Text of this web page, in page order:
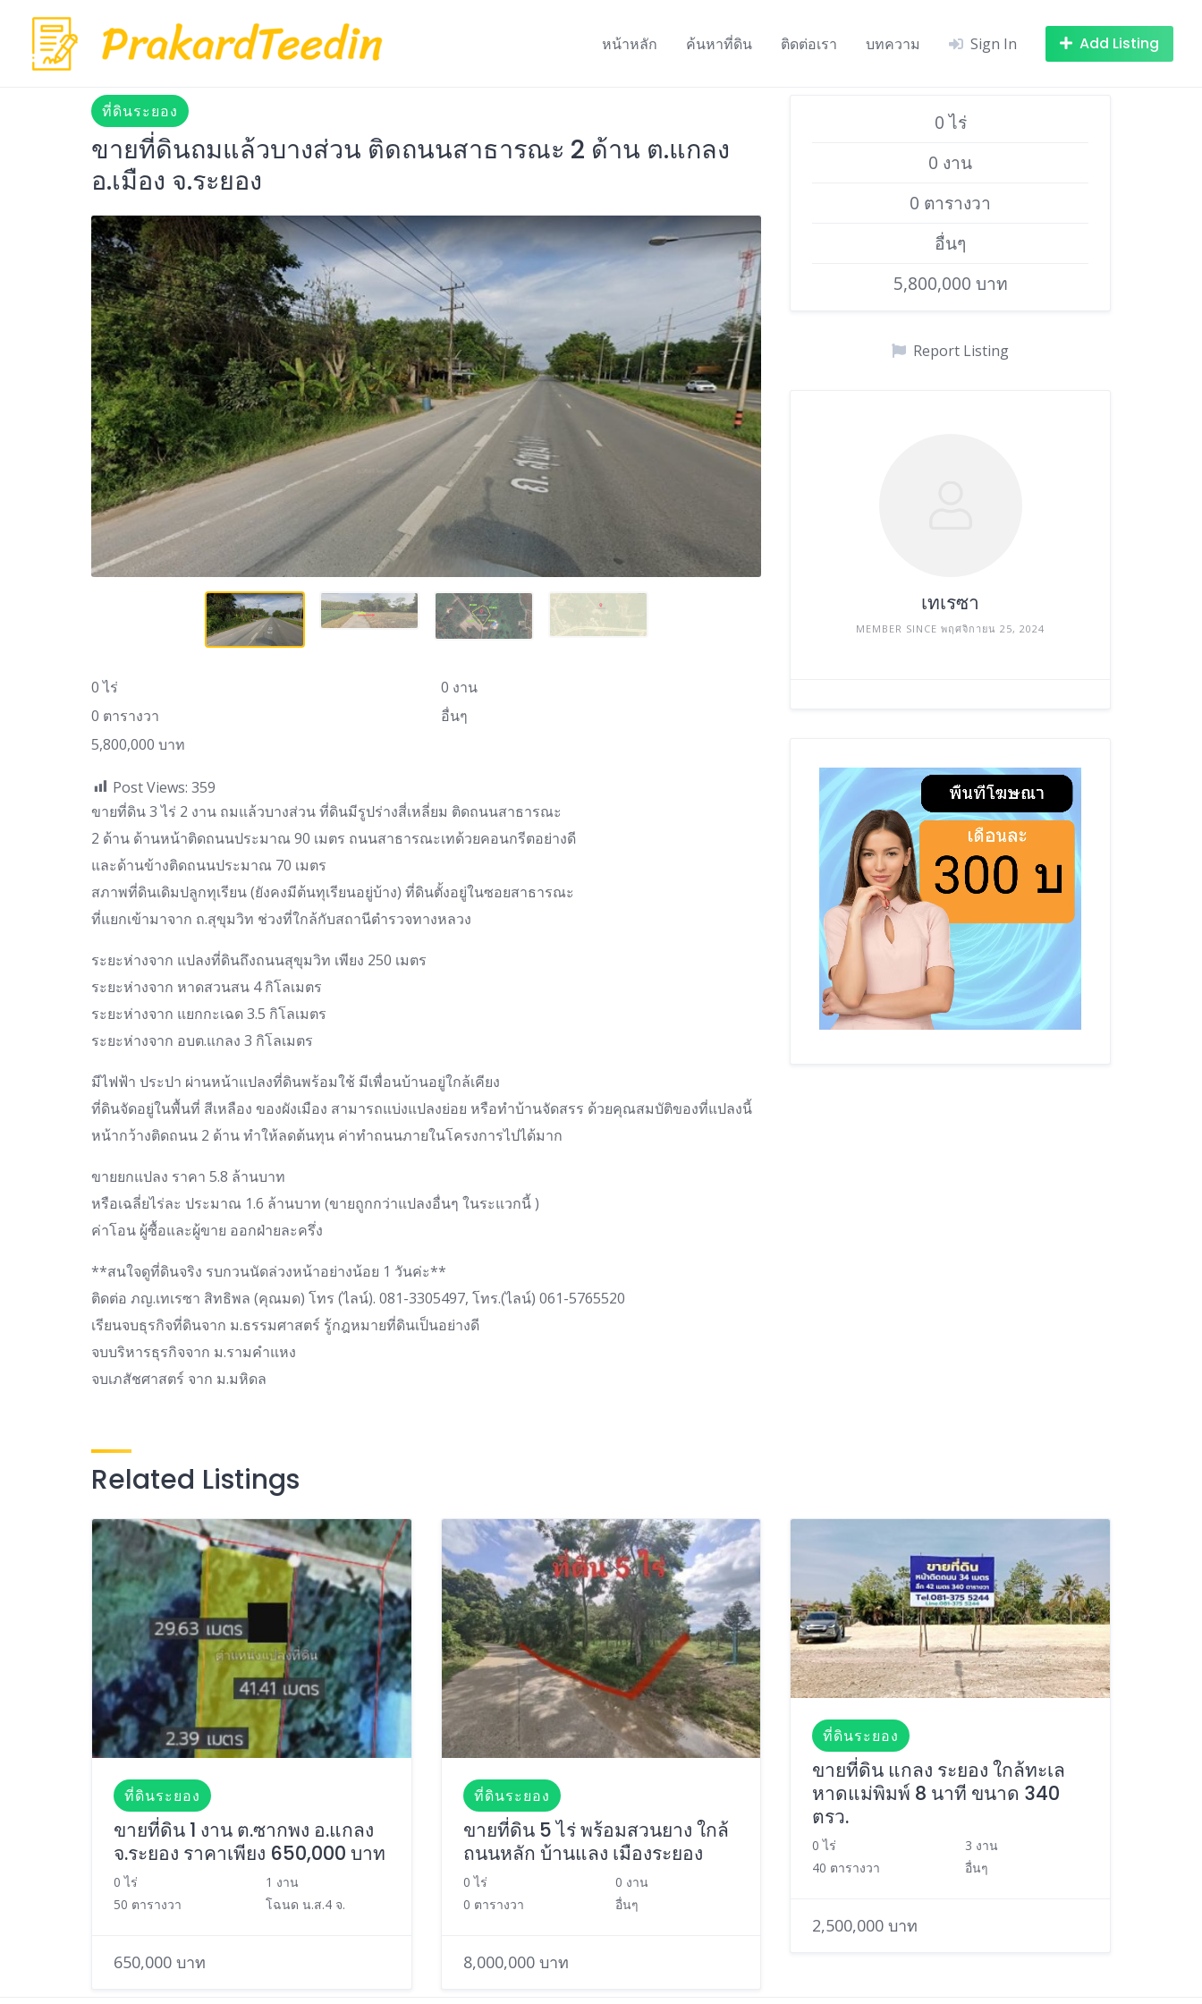
content
หน้าหลัก ค้นหาที่ดิน ติดต่อเรา บทความ Sign In Add Listing
ที่ดินระยอง
ขายที่ดินถมแล้วบางส่วน ติดถนนสาธารณะ 2 ด้าน ต.แกลง
อ.เมือง จ.ระยอง
0 ไร่
0 งาน
0 ตารางวา
อื่นๆ
5,800,000 บาท
Post Views: 359
ขายที่ดิน 3 ไร่ 2 งาน ถมแล้วบางส่วน ที่ดินมีรูปร่างสี่เหลี่ยม ติดถนนสาธารณะ
2 ด้าน ด้านหน้าติดถนนประมาณ 90 เมตร ถนนสาธารณะเทด้วยคอนกรีตอย่างดี
และด้านข้างติดถนนประมาณ 70 เมตร
สภาพที่ดินเดิมปลูกทุเรียน (ยังคงมีต้นทุเรียนอยู่บ้าง) ที่ดินตั้งอยู่ในซอยสาธารณะ
ที่แยกเข้ามาจาก ถ.สุขุมวิท ช่วงที่ใกล้กับสถานีตำรวจทางหลวง
ระยะห่างจาก แปลงที่ดินถึงถนนสุขุมวิท เพียง 250 เมตร
ระยะห่างจาก หาดสวนสน 4 กิโลเมตร
ระยะห่างจาก แยกกะเฉด 3.5 กิโลเมตร
ระยะห่างจาก อบต.แกลง 3 กิโลเมตร
มีไฟฟ้า ประปา ผ่านหน้าแปลงที่ดินพร้อมใช้ มีเพื่อนบ้านอยู่ใกล้เคียง
ที่ดินจัดอยู่ในพื้นที่ สีเหลือง ของผังเมือง สามารถแบ่งแปลงย่อย หรือทำบ้านจัดสรร ด้วยคุณสมบัติของที่แปลงนี้
หน้ากว้างติดถนน 2 ด้าน ทำให้ลดต้นทุน ค่าทำถนนภายในโครงการไปได้มาก
ขายยกแปลง ราคา 5.8 ล้านบาท
หรือเฉลี่ยไร่ละ ประมาณ 1.6 ล้านบาท (ขายถูกกว่าแปลงอื่นๆ ในระแวกนี้ )
ค่าโอน ผู้ซื้อและผู้ขาย ออกฝ่ายละครึ่ง
**สนใจดูที่ดินจริง รบกวนนัดล่วงหน้าอย่างน้อย 1 วันค่ะ**
ติดต่อ ภญ.เทเรซา สิทธิพล (คุณมด) โทร (ไลน์). 081-3305497, โทร.(ไลน์) 061-5765520
เรียนจบธุรกิจที่ดินจาก ม.ธรรมศาสตร์ รู้กฎหมายที่ดินเป็นอย่างดี
จบบริหารธุรกิจจาก ม.รามคำแหง
จบเภสัชศาสตร์ จาก ม.มหิดล
0 ไร่
0 งาน
0 ตารางวา
อื่นๆ
5,800,000 บาท
Report Listing
เทเรซา
MEMBER SINCE พฤศจิกายน 25, 2024
Related Listings
ที่ดินระยอง
ขายที่ดิน 1 งาน ต.ซากพง อ.แกลง
จ.ระยอง ราคาเพียง 650,000 บาท
0 ไร่
1 งาน
50 ตารางวา
โฉนด น.ส.4 จ.
650,000 บาท
ที่ดินระยอง
ขายที่ดิน 5 ไร่ พร้อมสวนยาง ใกล้
ถนนหลัก บ้านแลง เมืองระยอง
0 ไร่
0 งาน
0 ตารางวา
อื่นๆ
8,000,000 บาท
ที่ดินระยอง
ขายที่ดิน แกลง ระยอง ใกล้ทะเล
หาดแม่พิมพ์ 8 นาที ขนาด 340
ตรว.
0 ไร่
3 งาน
40 ตารางวา
อื่นๆ
2,500,000 บาท